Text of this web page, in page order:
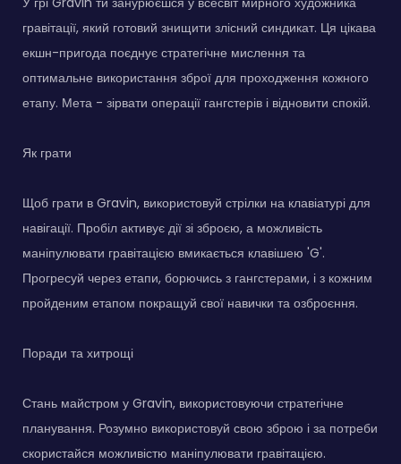
гравітації, який готовий знищити злісний синдикат. Ця цікава
екшн-пригода поєднує стратегічне мислення та
оптимальне використання зброї для проходження кожного
етапу. Мета - зірвати операції гангстерів і відновити спокій.
Як грати
Щоб грати в Gravin, використовуй стрілки на клавіатурі для
навігації. Пробіл активує дії зі зброєю, а можливість
маніпулювати гравітацією вмикається клавішею 'G'.
Прогресуй через етапи, борючись з гангстерами, і з кожним
пройденим етапом покращуй свої навички та озброєння.
Поради та хитрощі
Стань майстром у Gravin, використовуючи стратегічне
планування. Розумно використовуй свою зброю і за потреби
скористайся можливістю маніпулювати гравітацією.